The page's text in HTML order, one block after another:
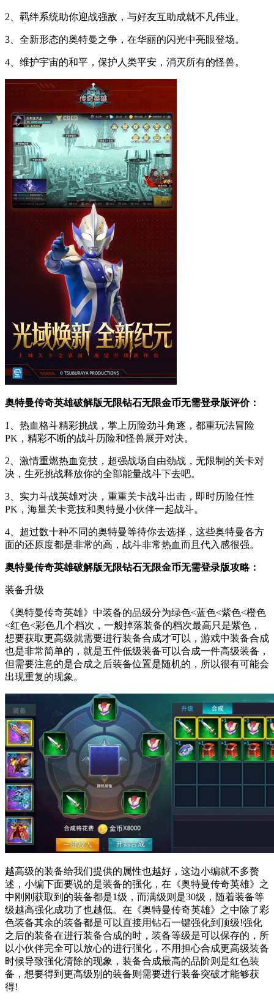
2、羁绊系统助你迎战强敌，与好友互助成就不凡伟业。
3、全新形态的奥特曼之争，在华丽的闪光中亮眼登场。
4、维护宇宙的和平，保护人类平安，消灭所有的怪兽。
奥特曼传奇英雄破解版无限钻石无限金币无需登录版评价：
1、热血格斗精彩挑战，掌上历险劲斗角逐，都重玩法冒险
PK，精彩不断的战斗历险和怪兽展开对决。
2、激情重燃热血竞技，超强战场自由劲战，无限制的关卡对
决，生死挑战释放你的全部能量战斗下去吧。
3、实力斗战英雄对决，重重关卡战斗出击，即时历险任性
PK，海量关卡竞技和奥特曼小伙伴一起战斗。
4、超过数十种不同的奥特曼等待你去选择，这些奥特曼各方
面的还原度都是非常的高，战斗非常热血而且代入感很强。
奥特曼传奇英雄破解版无限钻石无限金币无需登录版攻略：
装备升级
《奥特曼传奇英雄》中装备的品级分为绿色<蓝色<紫色<橙色
<红色<彩色几个档次，一般掉落装备的档次最高只是紫色，
想要获取更高级就需要进行装备合成才可以，游戏中装备合成
也是非常简单的，就是五件低级装备可以合成一件高级装备，
但需要注意的是合成之后装备位置是随机的，所以很有可能会
出现重复的现象。
越高级的装备给我们提供的属性也越好，这边小编就不多赘
述，小编下面要说的是装备的强化，在《奥特曼传奇英雄》之
中刚刚获取到的装备都是1级，而满级则是30级，随着装备等
级越高强化成功了也越低。在《奥特曼传奇英雄》之中除了彩
色装备其余的装备都是可以直接用钻石一键强化到顶级!强化
之后的装备在进行装备合成的时，装备等级是可以保存的，所
以小伙伴完全可以放心的进行强化，不用担心合成更高级装备
时候导致强化清除的现象，装备合成最高的品阶则是红色装
备，想要得到更高级别的装备则需要进行装备突破才能够获
得!